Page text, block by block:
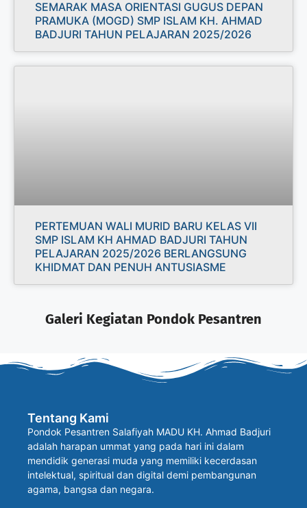
SEMARAK MASA ORIENTASI GUGUS DEPAN
PRAMUKA (MOGD) SMP ISLAM KH. AHMAD
BADJURI TAHUN PELAJARAN 2025/2026
PERTEMUAN WALI MURID BARU KELAS VII
SMP ISLAM KH AHMAD BADJURI TAHUN
PELAJARAN 2025/2026 BERLANGSUNG
KHIDMAT DAN PENUH ANTUSIASME
Galeri Kegiatan Pondok Pesantren
Tentang Kami
Pondok Pesantren Salafiyah MADU KH. Ahmad Badjuri
adalah harapan ummat yang pada hari ini dalam
mendidik generasi muda yang memiliki kecerdasan
intelektual, spiritual dan digital demi pembangunan
agama, bangsa dan negara.